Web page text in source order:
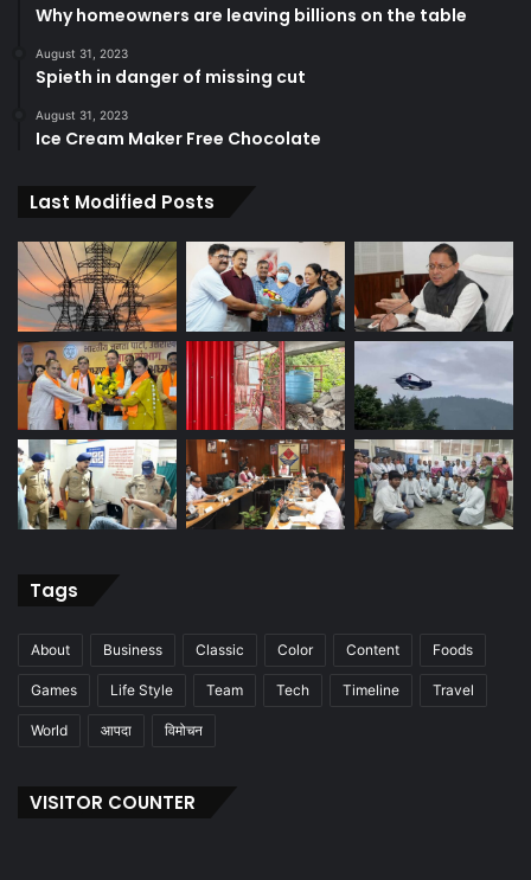
Why homeowners are leaving billions on the table
August 31, 2023
Spieth in danger of missing cut
August 31, 2023
Ice Cream Maker Free Chocolate
Last Modified Posts
Tags
About Business Classic Color Content Foods
Games Life Style Team Tech Timeline Travel
World आपदा विमोचन
VISITOR COUNTER